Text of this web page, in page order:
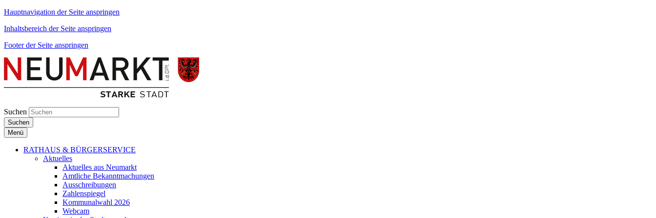
Hauptnavigation der Seite anspringen
Inhaltsbereich der Seite anspringen
Footer der Seite anspringen
Suchen
Suchen
Menü
RATHAUS & BÜRGERSERVICE
Aktuelles
Aktuelles aus Neumarkt
Amtliche Bekanntmachungen
Ausschreibungen
Zahlenspiegel
Kommunalwahl 2026
Webcam